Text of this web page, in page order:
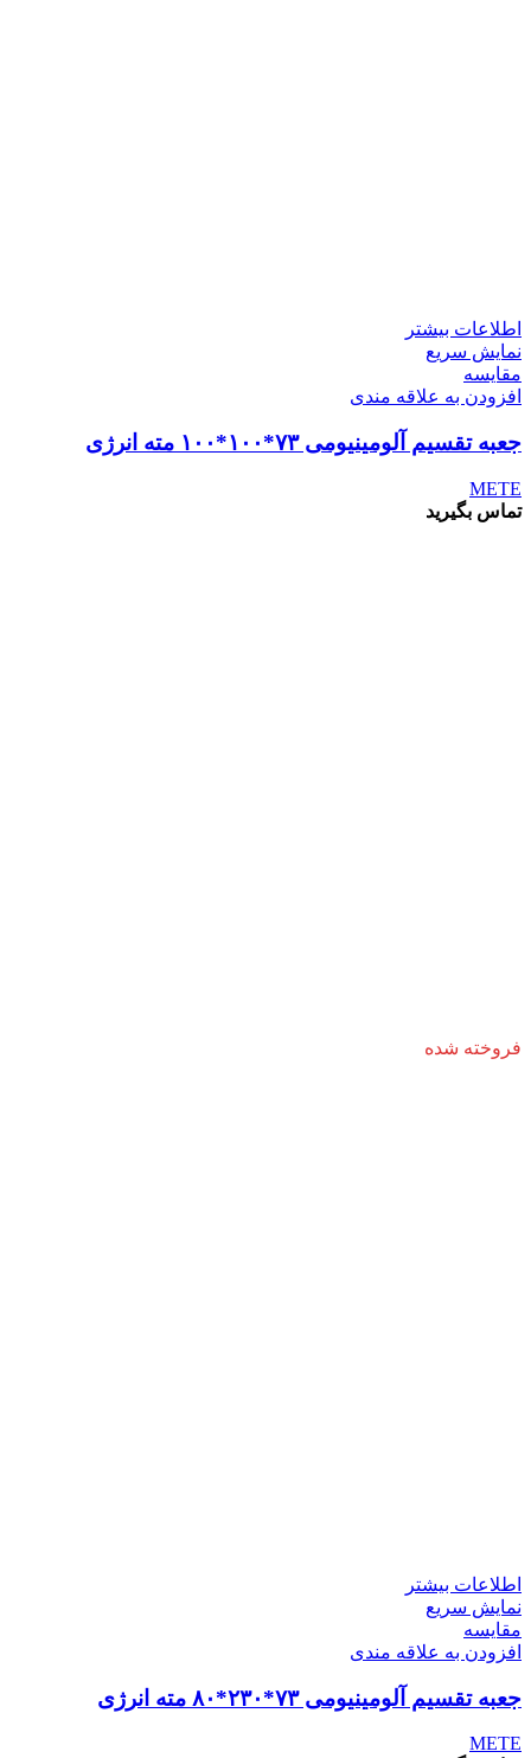
اطلاعات بیشتر
نمایش سریع
مقايسه
افزودن به علاقه مندی
جعبه تقسیم آلومینیومی ۷۳*۱۰۰*۱۰۰ مته انرژی
METE
تماس بگیرید
فروخته شده
اطلاعات بیشتر
نمایش سریع
مقايسه
افزودن به علاقه مندی
جعبه تقسیم آلومینیومی ۷۳*۲۳۰*۸۰ مته انرژی
METE